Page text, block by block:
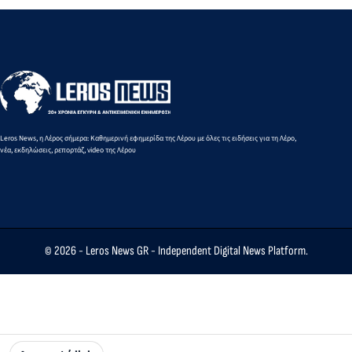
του
Leros News, η Λέρος σήμερα: Καθημερινή εφημερίδα της Λέρου με όλες τις ειδήσεις για τη Λέρο,
νέα, εκδηλώσεις, ρεπορτάζ, video της Λέρου
© 2026 - Leros News GR- Independent Digital News Platform.